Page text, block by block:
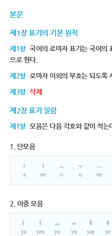
본문
제1장 표기의 기본 원칙
제1항 국어의 로마자 표기는 국어의
으로 한다.
제2항 로마자 이외의 부호는 되도록
제3항 삭제
제2장 표기 일람
제1항 모음은 다음 각호와 같이 적는
1. 단모음
ㅏ
a
ㅓ
eo
ㅗ
o
ㅜ
u
ㅡ
eu
2. 이중 모음
ㅑ
ya
ㅕ
yeo
ㅛ
yo
ㅠ
yu
ㅒ
yae
ㅖ
ye